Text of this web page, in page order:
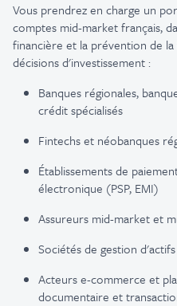
Vous prendrezen charge un
comptes mid-market français,
financière et la prévention de la
décisionsd'investissement:
Banques régionales,
créditspécialisés
Fintechs et néobanques
Établissementsde
électronique (PSP, EMI)
Assureurs mid-market et
Sociétés de gestion d'actifs
Acteurse-commerce et
documentaire et